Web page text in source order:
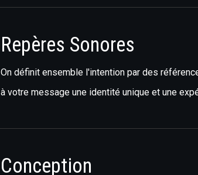
Repères Sonores
On définit ensemble l'intention par des
à votre message une identité unique et une
Conception